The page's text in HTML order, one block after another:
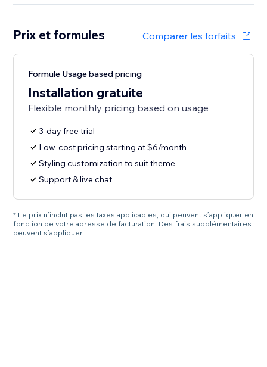
Prix et formules Comparer les forfaits
Formule Usage based pricing
Installation gratuite
Flexible monthly pricing based on usage
3-day free trial
Low-cost pricing starting at $6/month
Styling customization to suit theme
Support & live chat
* Le prix n’inclut pas les taxes applicables, qui peuvent s’appliquer en
fonction de votre adresse de facturation. Des frais supplémentaires
peuvent s’appliquer.